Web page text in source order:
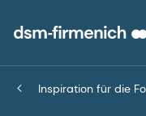
Inspiration für die